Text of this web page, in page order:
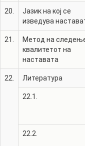
20.
Јазик на кој се
изведува
21.
Метод на
квалитетот на
наставата
22. Литература
22.1.
22.2.